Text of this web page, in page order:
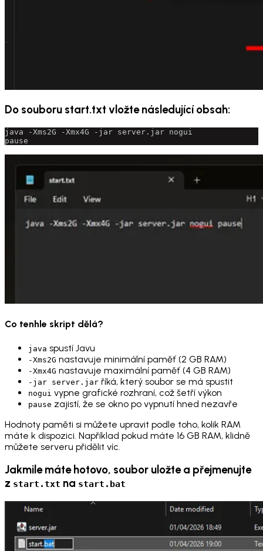
Do souboru start.txt vložte následující obsah:
java -Xms2G -Xmx4G -jar server.jar nogui
pause
Co tenhle skript dělá?
java spustí Javu
-Xms2G nastavuje minimální paměť (2 GB RAM)
-Xmx4G nastavuje maximální paměť (4 GB RAM)
-jar server.jar říká, který soubor se má spustit
nogui vypne grafické rozhraní, což šetří výkon
pause zajistí, že se okno po vypnutí hned nezavře
Hodnoty paměti si můžete upravit podle toho, kolik RAM
máte k dispozici. Například pokud máte 16 GB RAM, klidně
můžete serveru přidělit víc.
Jakmile máte hotovo, soubor uložte a přejmenujte
z start.txt na start.bat